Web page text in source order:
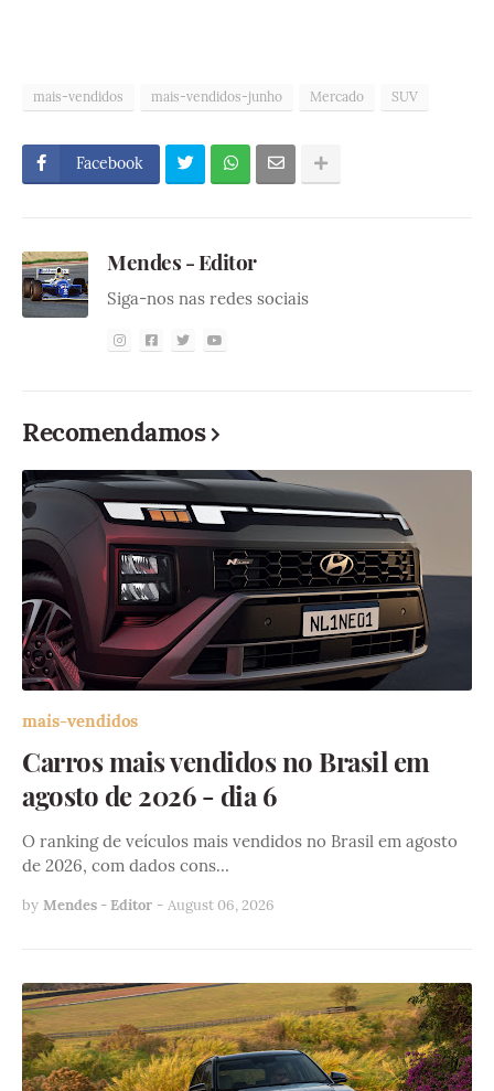
mais-vendidos mais-vendidos-junho Mercado SUV
Facebook
Mendes - Editor
Siga-nos nas redes sociais
Recomendamos
mais-vendidos
Carros mais vendidos no Brasil em
agosto de 2026 - dia 6
O ranking de veículos mais vendidos no Brasil em agosto
de 2026, com dados cons…
by Mendes - Editor - August 06, 2026